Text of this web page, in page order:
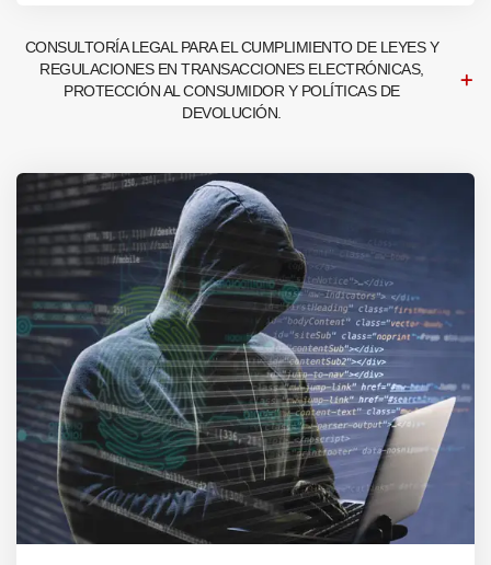
CONSULTORÍA LEGAL PARA EL CUMPLIMIENTO DE LEYES Y
REGULACIONES EN TRANSACCIONES ELECTRÓNICAS,
PROTECCIÓN AL CONSUMIDOR Y POLÍTICAS DE
DEVOLUCIÓN.